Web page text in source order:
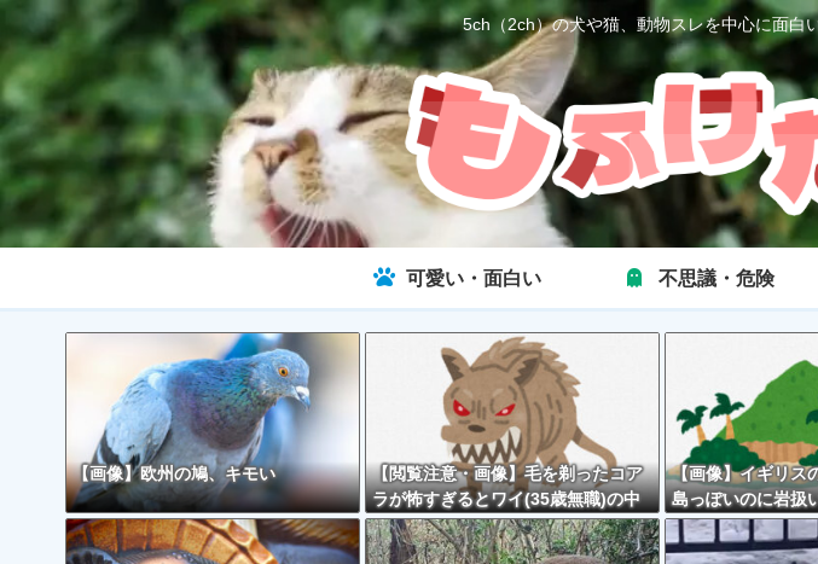
5ch（2ch）の犬や猫、動物スレを中心に面白
可愛い・面白い 不思議・危険
【画像】欧州の鳩、キモい
【閲覧注意・画像】毛を剃ったコア
ラが怖すぎるとワイ(35歳無職)の中
で話題に
【画像】イギリス
島っぽいのに岩扱